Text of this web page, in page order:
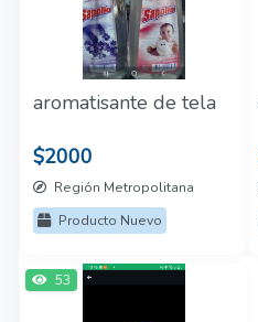
aromatisante de tela
$2000
Región Metropolitana
Producto Nuevo
53